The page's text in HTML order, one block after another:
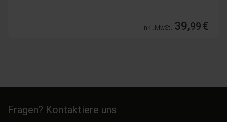
inkl. MwSt. 39,99€
Fragen? Kontaktiere uns